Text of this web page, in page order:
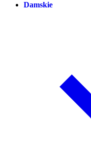
Damskie